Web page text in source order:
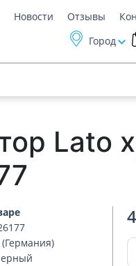
Новости Отзывы
Город
Lato